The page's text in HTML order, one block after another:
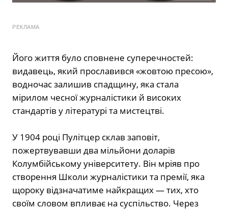
РЕКЛАМА
Його життя було сповнене суперечностей:
видавець, який прославився «жовтою пресою»,
водночас залишив спадщину, яка стала
мірилом чесної журналістики й високих
стандартів у літературі та мистецтві.
У 1904 році Пулітцер склав заповіт,
пожертвувавши два мільйони доларів
Колумбійському університету. Він мріяв про
створення Школи журналістики та премії, яка
щороку відзначатиме найкращих — тих, хто
своїм словом впливає на суспільство. Через